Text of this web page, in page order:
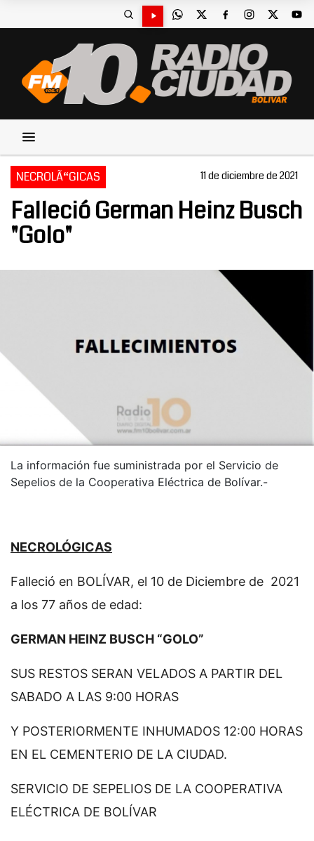
NECROLÃ“GICAS 11 de diciembre de 2021
Falleció German Heinz Busch
"Golo"
La información fue suministrada por el Servicio de
Sepelios de la Cooperativa Eléctrica de Bolívar.-
NECROLÓGICAS
Falleció en BOLÍVAR, el 10 de Diciembre de 2021
a los 77 años de edad:
GERMAN HEINZ BUSCH “GOLO”
SUS RESTOS SERAN VELADOS A PARTIR DEL
SABADO A LAS 9:00 HORAS
Y POSTERIORMENTE INHUMADOS 12:00 HORAS
EN EL CEMENTERIO DE LA CIUDAD.
SERVICIO DE SEPELIOS DE LA COOPERATIVA
ELÉCTRICA DE BOLÍVAR